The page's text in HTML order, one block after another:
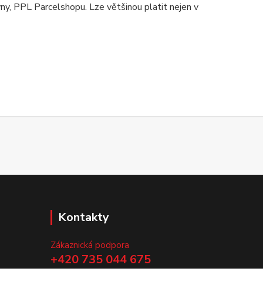
PPL Parcelshopu. Lze většinou platit nejen v
Kontakty
Zákaznická podpora
+420 735 044 675